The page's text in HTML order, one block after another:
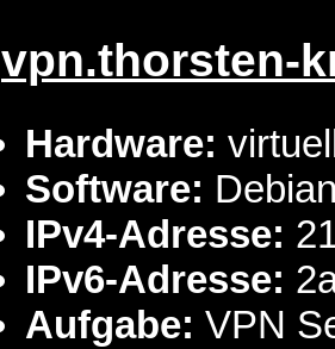
vpn.thorsten-
Hardware:
Software:
IPv4-Adresse:
IPv6-Adresse:
Aufgabe: VPN